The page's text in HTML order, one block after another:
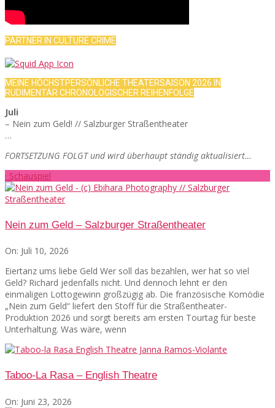
PARTNER IN CULTURE CRIME
MEINE HÖCHSTPERSÖNLICHE THEATERSAISON 2026 IN
RUDIMENTÄR CHRONOLOGISCHER REIHENFOLGE
Juli
– Nein zum Geld! // Salzburger Straßentheater
…
FORTSETZUNG FOLGT und wird überhaupt ständig aktualisiert…
· Schauspiel
Nein zum Geld – Salzburger Straßentheater
On: Juli 10, 2026
Eiertanz ums liebe Geld Wer soll das bezahlen, wer hat so viel
Geld? Richard jedenfalls nicht. Und dennoch lehnt er den
einmaligen Lottogewinn großzügig ab. Die französische Komödie
„Nein zum Geld“ liefert den Stoff für die Straßentheater-
Produktion 2026 und sorgt bereits am ersten Tourtag für beste
Unterhaltung. Was wäre, wenn
Taboo-La Rasa – English Theatre
On: Juni 23, 2026